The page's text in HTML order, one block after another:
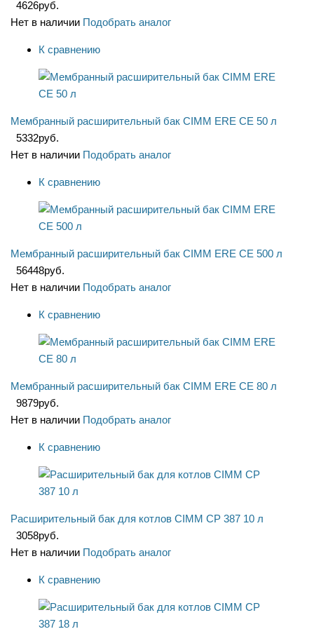
4626руб.
Нет в наличии Подобрать аналог
К сравнению
Мембранный расширительный бак CIMM ERE CE 50 л
5332руб.
Нет в наличии Подобрать аналог
К сравнению
Мембранный расширительный бак CIMM ERE CE 500 л
56448руб.
Нет в наличии Подобрать аналог
К сравнению
Мембранный расширительный бак CIMM ERE CE 80 л
9879руб.
Нет в наличии Подобрать аналог
К сравнению
Расширительный бак для котлов CIMM CP 387 10 л
3058руб.
Нет в наличии Подобрать аналог
К сравнению